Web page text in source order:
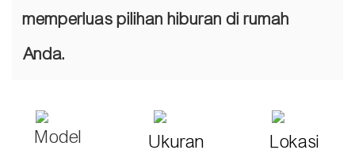
memperluas pilihan hiburan di rumah
Anda.
Model
Ukuran
Lokasi